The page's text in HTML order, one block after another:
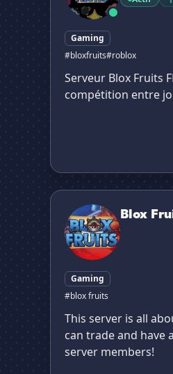
Gaming
#bloxfruits#roblox
Serveur Blox Fruits
compétition entre
Blox Fruits Community
Blox
Gaming
#blox fruits
This server is all
can trade and have
server members!